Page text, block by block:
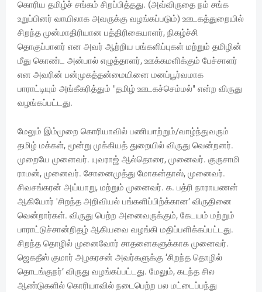
கொரிய தமிழ்ச் சங்கம் சிறப்பித்தது. (அவ்விருதை நம் சங்க
உறுப்பினர் வாயிலாக அவருக்கு வழங்கப்படும்) ஊடகத்துறையில்
சிறந்த முன்மாதிரியான பத்திரிகையாளர், நிகழ்ச்சி
தொகுப்பாளர் என அவர் ஆற்றிய பங்களிப்புகள் மற்றும் தமிழின்
மீது கொண்ட அன்பால் எழுத்தாளர், ஊக்கமளிக்கும் பேச்சாளர்
என அவரின் பன்முகத்தன்மையினை மனப்பூர்வமாக
பாராட்டியும் அங்கீகரித்தும் "தமிழ் ஊடகச்செம்மல்" என்ற விருது
வழங்கப்பட்டது.
மேலும் இம்முறை கொரியாவில் பணியாற்றும்/வாழ்ந்துவரும்
தமிழ் மக்கள், மூன்று முக்கியத் துறையில் விருது வென்றனர்.
முறையே முனைவர். யுவராஜ் ஆல்தொரை, முனைவர். குருசாமி
ராமன், முனைவர். சோனைமுத்து மோகன்தாஸ், முனைவர்.
சிவசங்கரன் அய்யாறு, மற்றும் முனைவர். க. பத்ரி நாராயணன்
ஆகியோர் 'சிறந்த அறிவியல் பங்களிப்பிற்க்கான’ விருதினை
வென்றார்கள். விருது பெற்ற அனைவருக்கும், கேடயம் மற்றும்
பாராட்டுச்சான்றிதழ் ஆகியவை வழங்கி மதிப்பளிக்கப்பட்டது.
சிறந்த தொழில் முனைவோர் சாதனைகளுக்காக முனைவர்.
ஜெகதீஸ் குமார் அழகரசன் அவர்களுக்கு ‘சிறந்த தொழில்
தொடங்குநர்’ விருது வழங்கப்பட்டது. மேலும், கடந்த சில
ஆண்டுகளில் கொரியாவில் நடைபெற்ற பல மட்டைப்பந்து